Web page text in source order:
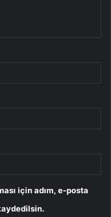
için adım, e-posta